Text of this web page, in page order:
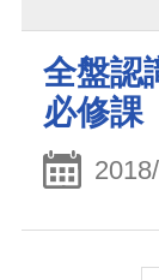
全盤認
必修課